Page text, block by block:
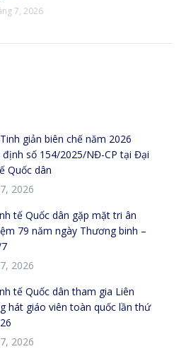
7, 2026
giản biên chế năm 2026
số 154/2025/NĐ-CP tại Đại
Quốc dân
2026
tế Quốc dân gặp mặt tri ân
79 năm ngày Thương binh –
2026
tế Quốc dân tham gia Liên
hát giáo viên toàn quốc lần thứ
2026